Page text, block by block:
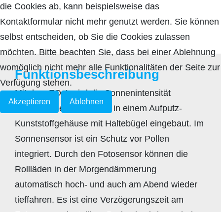
Funktionsbeschreibung
Mit dem FO-1 wird die Sonnenintensität
(Helligkeit) erfasst. Er ist in einem Aufputz-
Kunststoffgehäuse mit Haltebügel eingebaut. Im
Sonnensensor ist ein Schutz vor Pollen
integriert. Durch den Fotosensor können die
Rollläden in der Morgendämmerung
automatisch hoch- und auch am Abend wieder
tieffahren. Es ist eine Verzögerungszeit am
die Cookies ab, kann beispielsweise das
Kontaktformular nicht mehr genutzt werden. Sie können
selbst entscheiden, ob Sie die Cookies zulassen
möchten. Bitte beachten Sie, dass bei einer Ablehnung
womöglich nicht mehr alle Funktionalitäten der Seite zur
Verfügung stehen.
Akzeptieren Ablehnen